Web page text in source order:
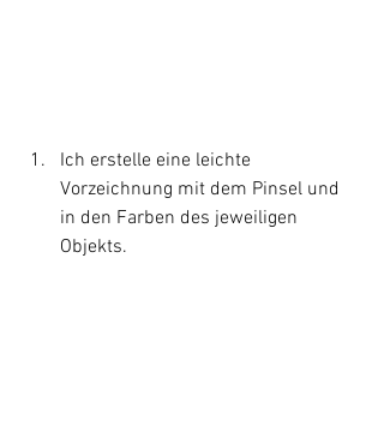
Ich erstelle eine leichte
Vorzeichnung mit dem Pinsel und
in den Farben des jeweiligen
Objekts.